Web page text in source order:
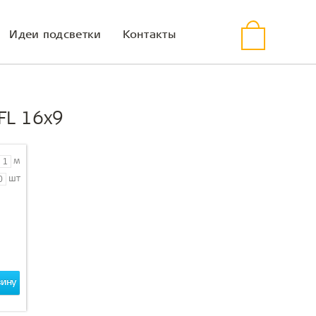
Идеи подсветки Контакты
16x9
м
шт